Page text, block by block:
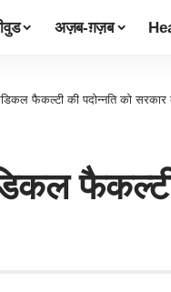
अज़ब-ग़ज़ब
फैकल्टी की पदोन्नति को